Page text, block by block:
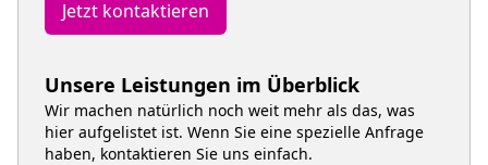
Jetzt kontaktieren
Unsere Leistungen im Überblick
Wir machen natürlich noch weit mehr als das, was
hier aufgelistet ist. Wenn Sie eine spezielle Anfrage
haben, kontaktieren Sie uns einfach.